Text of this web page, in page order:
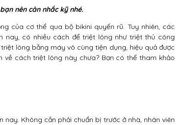
nên cân nhắc kỹ nhé.
của cơ thể qua bộ bikini quyến rũ. Tuy nhiên, các
nay, có nhiều cách để triệt lông như triệt thủ công
lông bằng máy vô cùng tiện dụng, hiệu quả được
cách triệt lông này chưa? Bạn có thể tham khảo
Không cần phải chuẩn bị trước ở nhà, nhân viên